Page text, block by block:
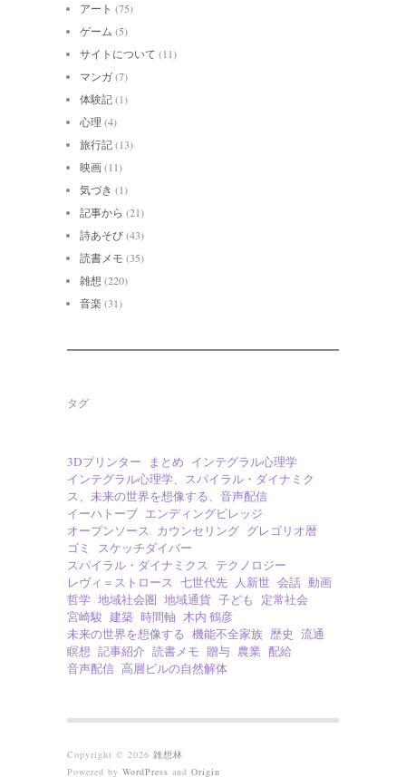
アート (75)
ゲーム (5)
サイトについて (11)
マンガ(7)
体験記(1)
心理 (4)
旅行記(13)
映画(11)
気づき (1)
記事から (21)
詩あそび(43)
読書メモ (35)
雑想 (220)
音楽 (31)
タグ
3Dプリンター まとめ インテグラル心理学
インテグラル心理学、スパイラル・ダイナミク
ス、未来の世界を想像する、音声配信
イーハトーブ エンディングビレッジ
オープンソース
カウンセリング グレゴリオ暦
ゴミ
スケッチダイバー
スパイラル・ダイナミクス
テクノロジー
レヴィ＝ストロース 七世代先 人新世 会話 動画
哲学 地域社会圏 地域通貨 子ども
定常社会
宮崎駿 建築 時間軸 木内 鶴彦
未来の世界を想像する 機能不全家族 歴史 流通
瞑想 記事紹介 読書メモ 贈与 農業 配給
音声配信 高層ビルの自然解体
Copyright © 2026 雑想林
Powered by WordPress and Origin